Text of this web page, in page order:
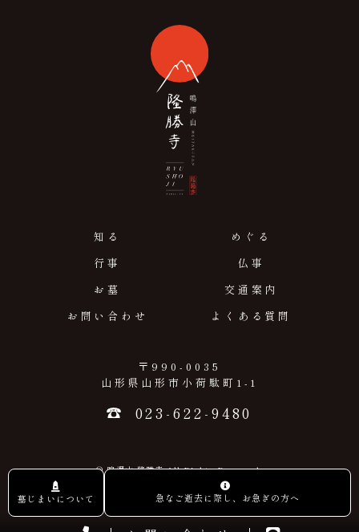
墓じまいについて 急なご逝去に際し、お急ぎの方へ
知る
めぐる
行事
仏事
お墓
交通案内
お問い合わせ
よくある質問
〒990-0035
山形県山形市小荷駄町1-1
023-622-9480
© 鳴澤山 隆勝寺 All Rights Reserved.